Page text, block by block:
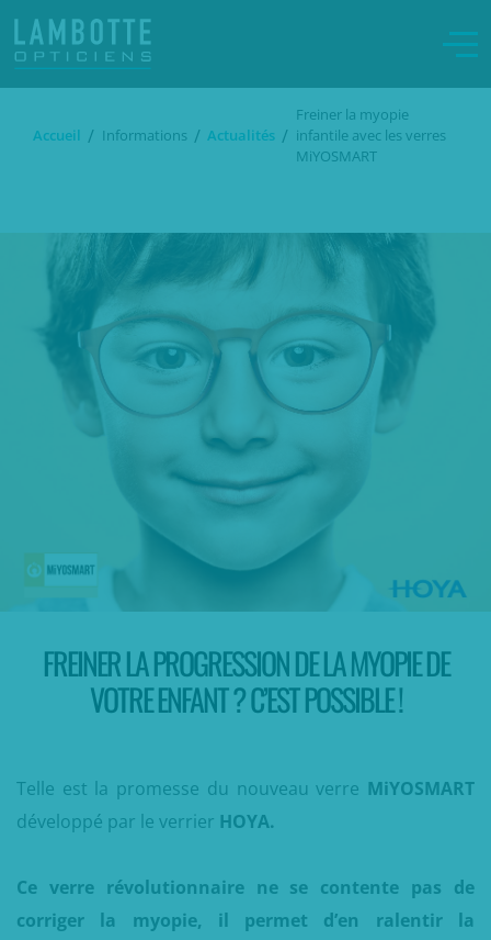
Accueil / Informations / Actualités /
Freiner la myopie
infantile avec les verres
MiYOSMART
FREINER LA PROGRESSION DE LA MYOPIE DE
VOTRE ENFANT ? C’EST POSSIBLE !
Telle est la promesse du nouveau verre MiYOSMART
développé par le verrier HOYA.
Ce verre révolutionnaire ne se contente pas de
corriger la myopie, il permet d’en ralentir la